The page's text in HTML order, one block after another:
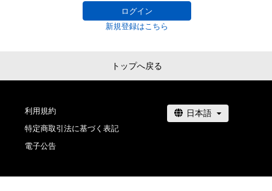
ログイン
新規登録はこちら
トップへ戻る
利用規約
特定商取引法に基づく表記
電子公告